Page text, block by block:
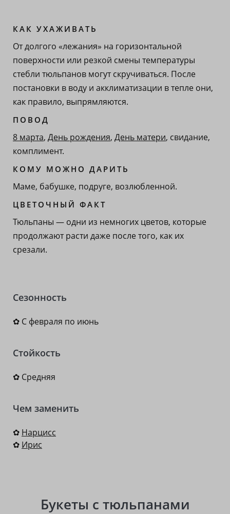
КАК УХАЖИВАТЬ
От долгого «лежания» на горизонтальной
поверхности или резкой смены температуры
стебли тюльпанов могут скручиваться. После
постановки в воду и акклиматизации в тепле они,
как правило, выпрямляются.
ПОВОД
8 марта, День рождения, День матери, свидание,
комплимент.
КОМУ МОЖНО ДАРИТЬ
Маме, бабушке, подруге, возлюбленной.
ЦВЕТОЧНЫЙ ФАКТ
Тюльпаны — одни из немногих цветов, которые
продолжают расти даже после того, как их
срезали.
Сезонность
✿ С февраля по июнь
Стойкость
✿ Средняя
Чем заменить
✿ Нарцисс
✿ Ирис
Букеты с тюльпанами